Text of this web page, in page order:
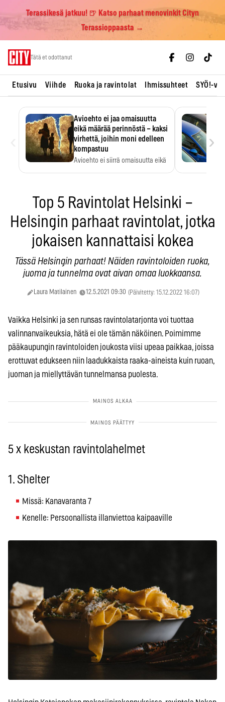
Terassikesä jatkuu! 🍺 Katso parhaat menovinkit Cityn
Terassioppaasta →
Tätä et odottanut
Etusivu Viihde Ruoka ja ravintolat Ihmissuhteet SYÖ!-
Avioehto ei jaa omaisuutta
eikä määrää perinnöstä – kaksi
virhettä, joihin moni edelleen
kompastuu
Avioehto ei siirrä omaisuutta eikä
›
Top 5 Ravintolat Helsinki –
Helsingin parhaat ravintolat, jotka
jokaisen kannattaisi kokea
Tässä Helsingin parhaat! Näiden ravintoloiden ruoka,
juoma ja tunnelma ovat aivan omaa luokkaansa.
Laura Matilainen 12.5.2021 09:30 (Päivitetty: 15.12.2022 16:07)
Vaikka Helsinki ja sen runsas ravintolatarjonta voi tuottaa
valinnanvaikeuksia, hätä ei ole tämän näköinen. Poimimme
pääkaupungin ravintoloiden joukosta viisi upeaa paikkaa, joissa
erottuvat edukseen niin laadukkaista raaka-aineista kuin ruoan,
juoman ja miellyttävän tunnelmansa puolesta.
5 x keskustan ravintolahelmet
1. Shelter
Missä: Kanavaranta 7
Kenelle: Persoonallista illanviettoa kaipaaville